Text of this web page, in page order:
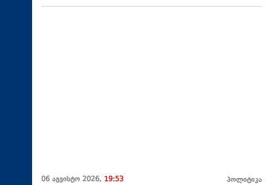
06 აგვისტო 2026, 19:53 პოლიტიკა